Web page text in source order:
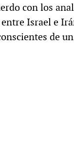
con los
entre Israel e
de